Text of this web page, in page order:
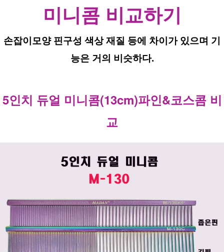
미니콤 비교하기
손잡이모양 핀구성 색상 재질 등에 차이가 있으며 기
능은 거의 비슷하다.
5인치 듀얼 미니콤(13cm)파인&코스콤 비
교